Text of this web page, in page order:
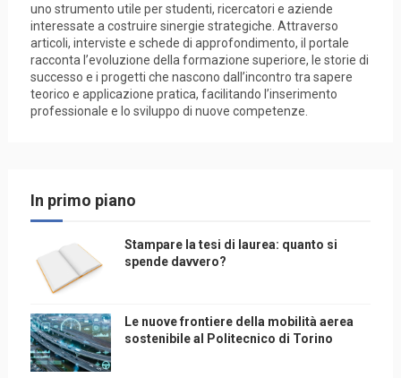
uno strumento utile per studenti, ricercatori e aziende
interessate a costruire sinergie strategiche. Attraverso
articoli, interviste e schede di approfondimento, il portale
racconta l’evoluzione della formazione superiore, le storie di
successo e i progetti che nascono dall’incontro tra sapere
teorico e applicazione pratica, facilitando l’inserimento
professionale e lo sviluppo di nuove competenze.
In primo piano
Stampare la tesi di laurea: quanto si
spende davvero?
Le nuove frontiere della mobilità aerea
sostenibile al Politecnico di Torino